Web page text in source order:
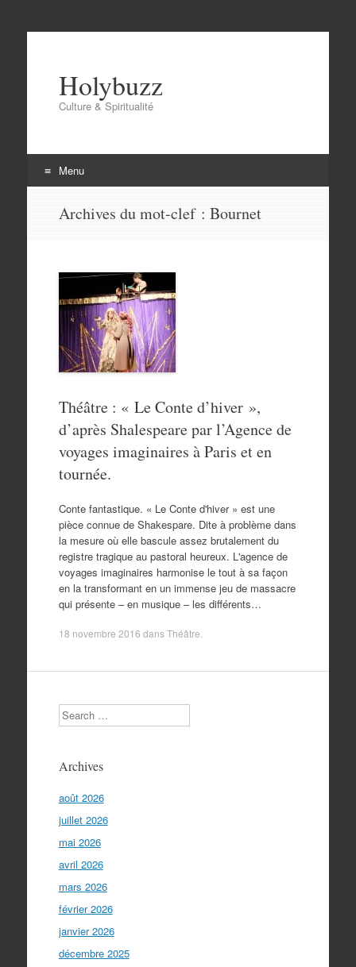
Holybuzz
Culture & Spiritualité
Menu
Archives du mot-clef : Bournet
Théâtre : « Le Conte d’hiver »,
d’après Shalespeare par l’Agence de
voyages imaginaires à Paris et en
tournée.
Conte fantastique. « Le Conte d'hiver » est une
pièce connue de Shakespare. Dite à problème dans
la mesure où elle bascule assez brutalement du
registre tragique au pastoral heureux. L'agence de
voyages imaginaires harmonise le tout à sa façon
en la transformant en un immense jeu de massacre
qui présente – en musique – les différents…
18 novembre 2016 dansThéâtre
Search
Archives
août 2026
juillet 2026
mai 2026
avril 2026
mars 2026
février 2026
janvier 2026
décembre 2025